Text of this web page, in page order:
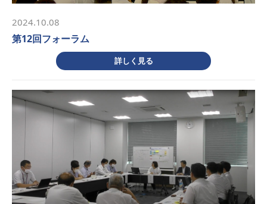
2024.10.08
第12回フォーラム
詳しく見る